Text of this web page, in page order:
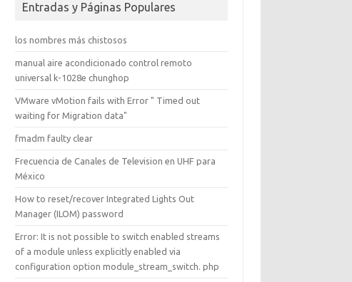
Entradas y Páginas Populares
los nombres más chistosos
manual aire acondicionado control remoto
universal k-1028e chunghop
VMware vMotion fails with Error " Timed out
waiting for Migration data"
fmadm faulty clear
Frecuencia de Canales de Television en UHF para
México
How to reset/recover Integrated Lights Out
Manager (ILOM) password
Error: It is not possible to switch enabled streams
of a module unless explicitly enabled via
configuration option module_stream_switch. php